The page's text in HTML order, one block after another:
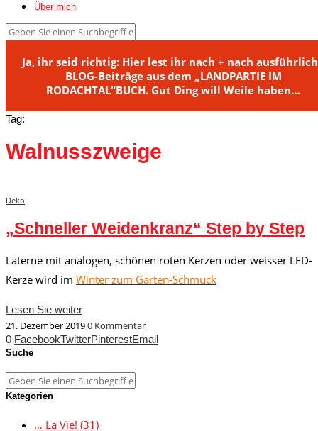
Über mich
Ja, ihr seid richtig: Hier lest ihr nach + nach
BLOG-Beiträge aus dem „LANDPARTIE IM
RODACHTAL“BUCH. Gut Ding will Weile haben…
Tag:
Walnusszweige
Deko
„Schneller Weidenkranz“ Step by Step
Laterne mit analogen, schönen roten Kerzen oder weisser LED-
Kerze wird im Winter zum Garten-Schmuck
Lesen Sie weiter
21. Dezember 20190 Kommentar
0 FacebookTwitterPinterestEmail
Suche
Kategorien
… La Vie! (31)